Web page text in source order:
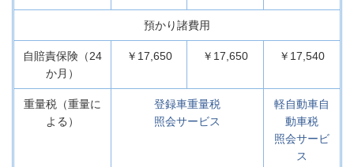
預かり諸費用
自賠責保険（24
か月）
￥17,650 ￥17,650 ￥17,540
重量税（重量に
よる）
登録車重量税
照会サービス
軽自動車自
動車税
照会サービ
ス